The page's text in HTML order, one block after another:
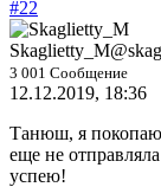
#22
Skaglietty_M
3 001 Сообщение
12.12.2019, 18:36
Танюш, я
еще не
успею!